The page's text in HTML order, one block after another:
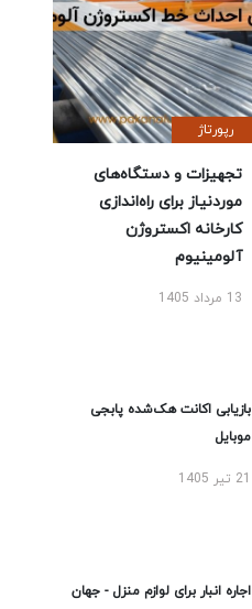
رپورتاژ
تجهیزات و دستگاه‌های
موردنیاز برای راه‌اندازی
کارخانه اکستروژن
آلومینیوم
13 مرداد 1405
بازیابی اکانت هک‌شده پابجی
موبایل
21 تیر 1405
اجاره انبار برای لوازم منزل - جهان